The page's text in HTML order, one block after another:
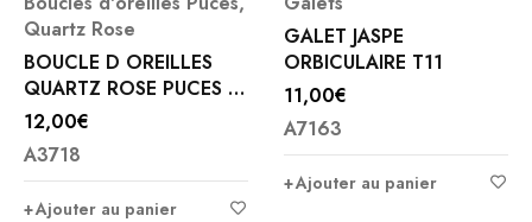
Quartz Rose
BOUCLE D OREILLES
QUARTZ ROSE PUCES 4
MM
12,00€
A3718
Ajouter au panier
GALET JASPE
ORBICULAIRE T11
11,00€
A7163
Ajouter au panier